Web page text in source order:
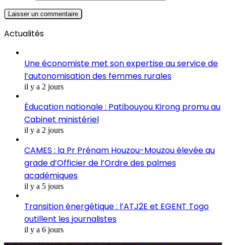
Actualités
Une économiste met son expertise au service de
l’autonomisation des femmes rurales
il y a 2 jours
Éducation nationale : Patibouyou Kirong promu au
Cabinet ministériel
il y a 2 jours
CAMES : la Pr Prénam Houzou-Mouzou élevée au
grade d’Officier de l’Ordre des palmes
académiques
il y a 5 jours
Transition énergétique : l’ATJ2E et EGENT Togo
outillent les journalistes
il y a 6 jours